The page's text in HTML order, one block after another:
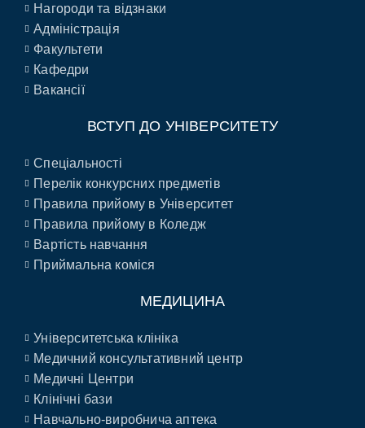
Нагороди та відзнаки
Адміністрація
Факультети
Кафедри
Вакансії
ВСТУП ДО УНІВЕРСИТЕТУ
Спеціальності
Перелік конкурсних предметів
Правила прийому в Університет
Правила прийому в Коледж
Вартість навчання
Приймальна коміся
МЕДИЦИНА
Університетська клініка
Медичний консультативний центр
Медичні Центри
Клінічні бази
Навчально-виробнича аптека